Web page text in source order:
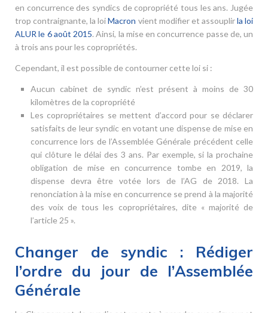
en concurrence des syndics de copropriété tous les ans. Jugée
trop contraignante, la loiMacron vient modifier et assouplirla loi
ALUR le 6 août 2015. Ainsi, la mise en concurrence passe de, un
à trois ans pour les copropriétés.
Cependant, il est possible de contourner cette loi si :
Aucun cabinet de syndic n’est présent à moins de 30
kilomètres de la copropriété
Les copropriétaires se mettent d’accord pour se déclarer
satisfaits de leur syndic en votant une dispense de mise en
concurrence lors de l’Assemblée Générale précédent celle
qui clôture le délai des 3 ans. Par exemple, si la prochaine
obligation de mise en concurrence tombe en 2019, la
dispense devra être votée lors de l’AG de 2018. La
renonciation à la mise en concurrence se prend à la majorité
des voix de tous les copropriétaires, dite « majorité de
l’article 25 ».
Changer de syndic : Rédiger
l’ordre du jour de l’Assemblée
Générale